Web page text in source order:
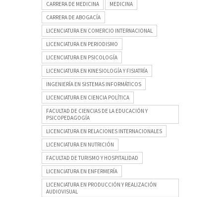
CARRERA DE MEDICINA
MEDICINA
CARRERA DE ABOGACÍA
LICENCIATURA EN COMERCIO INTERNACIONAL
LICENCIATURA EN PERIODISMO
LICENCIATURA EN PSICOLOGÍA
LICENCIATURA EN KINESIOLOGÍA Y FISIATRÍA
INGENIERÍA EN SISTEMAS INFORMÁTICOS
LICENCIATURA EN CIENCIA POLÍTICA
FACULTAD DE CIENCIAS DE LA EDUCACIÓN Y
PSICOPEDAGOGÍA
LICENCIATURA EN RELACIONES INTERNACIONALES
LICENCIATURA EN NUTRICIÓN
FACULTAD DE TURISMO Y HOSPITALIDAD
LICENCIATURA EN ENFERMERÍA
LICENCIATURA EN PRODUCCIÓN Y REALIZACIÓN
AUDIOVISUAL